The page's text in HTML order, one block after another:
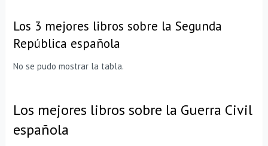
Los 3 mejores libros sobre la Segunda
República española
No se pudo mostrar la tabla.
Los mejores libros sobre la Guerra Civil
española